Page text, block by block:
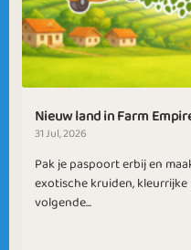
Nieuw land in Farm
31 Jul, 2026
Pak je paspoort erbij en
exotische kruiden,
volgende...